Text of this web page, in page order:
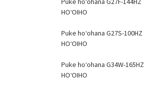
HOʻOIHO
Puke hoʻohana G27S-100HZ
HOʻOIHO
Puke hoʻohana G34W-165HZ
HOʻOIHO